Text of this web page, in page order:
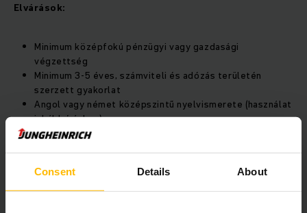
Consent Details About
Elvárások:
Minimum középfokú pénzügyi vagy gazdasági
végzettség
Minimum 3-5 éves, számviteli és adózás területén
szerzett gyakorlat
Angol vagy német középszintű nyelvismerete (használat
inkább írásban)
Önálló, precíz és lendületes munkavégzés
Előny: